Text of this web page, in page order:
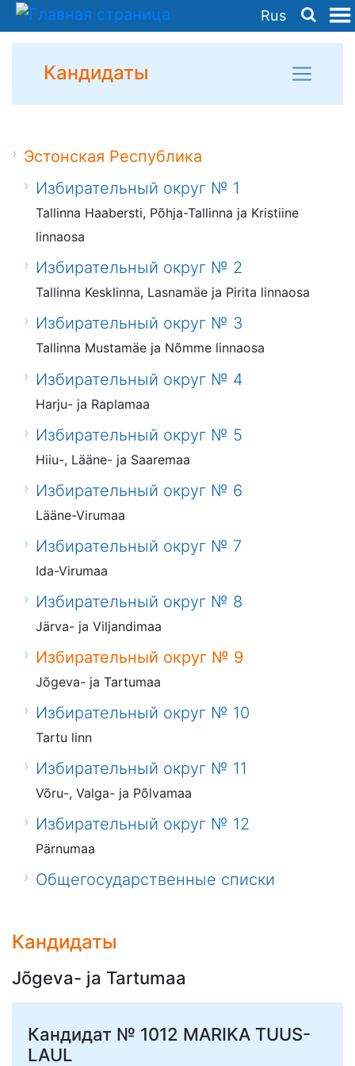
Rus
Кандидаты
Эстонская Республика
Избирательный округ № 1
Tallinna Haabersti, Põhja-Tallinna ja Kristiine
linnaosa
Избирательный округ № 2
Tallinna Kesklinna, Lasnamäe ja Pirita linnaosa
Избирательный округ № 3
Tallinna Mustamäe ja Nõmme linnaosa
Избирательный округ № 4
Harju- ja Raplamaa
Избирательный округ № 5
Hiiu-, Lääne- ja Saaremaa
Избирательный округ № 6
Lääne-Virumaa
Избирательный округ № 7
Ida-Virumaa
Избирательный округ № 8
Järva- ja Viljandimaa
Избирательный округ № 9
Jõgeva- ja Tartumaa
Избирательный округ № 10
Tartu linn
Избирательный округ № 11
Võru-, Valga- ja Põlvamaa
Избирательный округ № 12
Pärnumaa
Общегосударственные списки
Кандидаты
Jõgeva- ja Tartumaa
Кандидат № 1012 MARIKA TUUS-
LAUL